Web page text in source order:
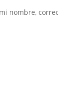
nombre,